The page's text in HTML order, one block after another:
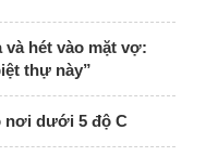
hét vào mặt vợ:
thự này”
nơi dưới 5 độ C